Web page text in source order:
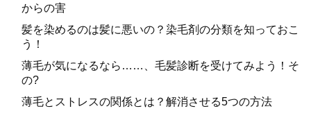
からの害
髪を染めるのは髪に悪いの？染毛剤の分類を知っておこ
う！
薄毛が気になるなら……、毛髪診断を受けてみよう！そ
の?
薄毛とストレスの関係とは？解消させる5つの方法